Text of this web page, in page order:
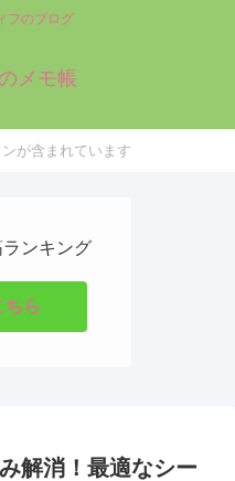
フのブログ
メモ帳
が含まれています
ンキング
ちら
解消！最適なシー